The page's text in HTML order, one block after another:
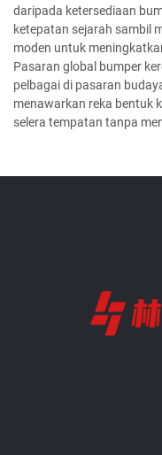
daripada ketersediaan
ketepatan sejarah sambil
moden untuk
Pasaran global bumper
pelbagai di pasaran
menawarkan reka bentuk
selera tempatan tanpa